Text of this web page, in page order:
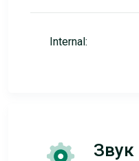
Internal:
Звук